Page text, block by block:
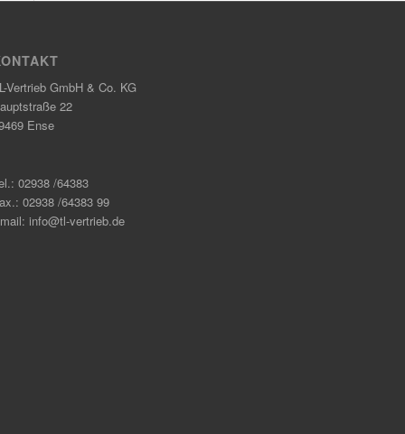
Vertrieb GmbH & Co. KG
22
Ense
02938 /64383
02938 /64383 99
info@tl-vertrieb.de